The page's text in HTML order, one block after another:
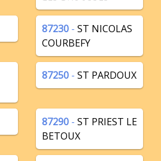
87230 - ST NICOLAS
COURBEFY
87250 - ST PARDOUX
87290 - ST PRIEST LE
BETOUX